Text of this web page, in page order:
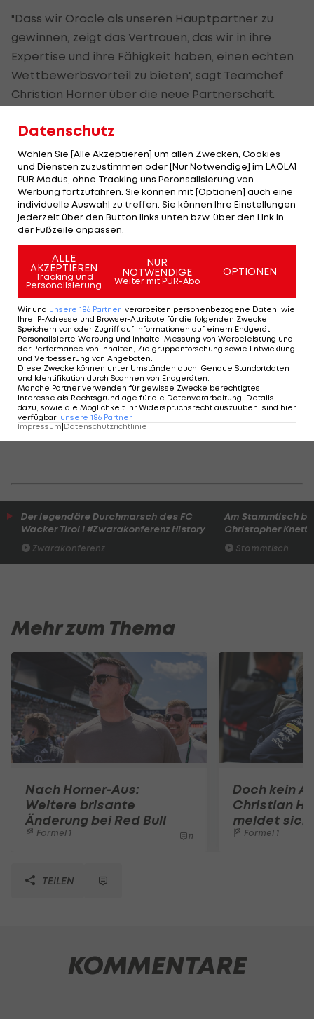
"Dass wir Oracle als unseren Hauptpartner zu
gewinnen, zeigt das Vertrauen, das wir in ihre
Expertise und ihre Fähigkeit haben, einen echten
Wettbewerbsvorteil zu bieten", sagt Teamchef
Christian Horner über die neue Partnerschaft.
Wie der neue "RB18" aussiehst, siehst du im
Ready to send it ???? Bringing
in a whole new era of#F1with
our fans ????
pic.twitter.com/jtpBptQmCJ
— Oracle Red Bull Racing
(@redbullracing)February 9, 2022
Introducing the lean, mean,
#RB18????#F1
pic.twitter.com/8RldKjT4cE
— Oracle Red Bull Racing
(@redbullracing)February 9, 2022
Der legendäre Durchmarsch des FC
Wacker Tirol I #Zwarakonferenz History
Zwarakonferenz
Am Stammtisch
Christopher Knett
Stammtisch
Mehr zum Thema
Nach Horner-Aus:
Weitere brisante
Änderung bei Red Bull
Formel 1 11
Doch kein
Christian
meldet sich
Formel 1
TEILEN
KOMMENTARE
Datenschutz
Wählen Sie [Alle Akzeptieren] um allen Zwecken, Cookies
und Diensten zuzustimmen oder [Nur Notwendige] im LAOLA1
PUR Modus, ohne Tracking uns Peronsalisierung von
Werbung fortzufahren. Sie können mit [Optionen] auch eine
individuelle Auswahl zu treffen. Sie können Ihre Einstellungen
jederzeit über den Button links unten bzw. über den Link in
der Fußzeile anpassen.
ALLE
AKZEPTIEREN
Tracking und
Personalisierung
NUR
NOTWENDIGE
Weiter mit PUR-Abo
OPTIONEN
Wir und unsere 186 Partner verarbeiten personenbezogene Daten, wie
Ihre IP-Adresse und Browser-Attribute für die folgenden Zwecke:
Speichern von oder Zugriff auf Informationen auf einem Endgerät;
Personalisierte Werbung und Inhalte, Messung von Werbeleistung und
der Performance von Inhalten, Zielgruppenforschung sowie Entwicklung
und Verbesserung von Angeboten.
Diese Zwecke können unter Umständen auch: Genaue Standortdaten
und Identifikation durch Scannen von Endgeräten.
Manche Partner verwenden für gewisse Zwecke berechtigtes
Interesse als Rechtsgrundlage für die Datenverarbeitung. Details
dazu, sowie die Möglichkeit Ihr Widerspruchsrecht auszuüben, sind hier
verfügbar: unsere 186 Partner
Impressum Datenschutzrichtlinie